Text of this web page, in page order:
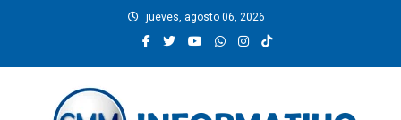
jueves, agosto 06, 2026